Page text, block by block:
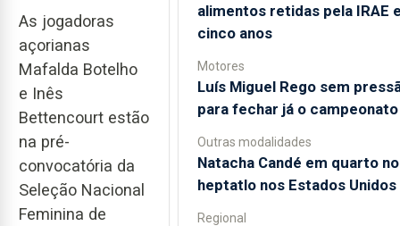
As jogadoras
açorianas
Mafalda Botelho
e Inês
Bettencourt estão
na pré-
convocatória da
Seleção Nacional
Feminina de
alimentos retidas pela IRAE
cinco anos
Motores
Luís Miguel Rego sem
para fechar já o campeonato
Outras modalidades
Natacha Candé em quarto no
heptatlo nos Estados Unidos
Regional